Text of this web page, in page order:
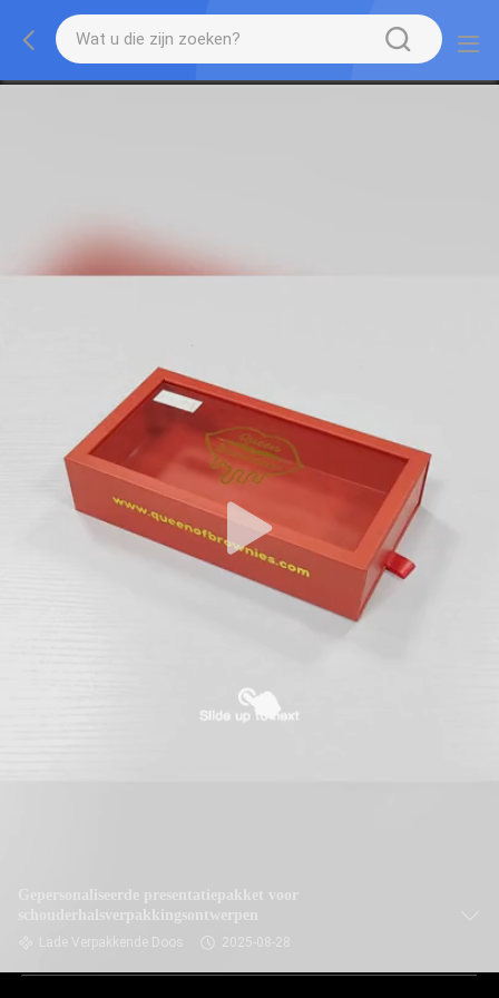
Gepersonaliseerde presentatiepakket voor
schouderhalsverpakkingsontwerpen
Lade Verpakkende Doos 2025-08-28